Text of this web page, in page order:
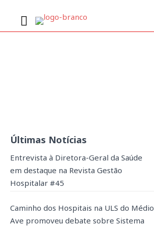
Últimas Notícias
Entrevista à Diretora-Geral da Saúde
em destaque na Revista Gestão
Hospitalar #45
Caminho dos Hospitais na ULS do Médio
Ave promoveu debate sobre Sistema